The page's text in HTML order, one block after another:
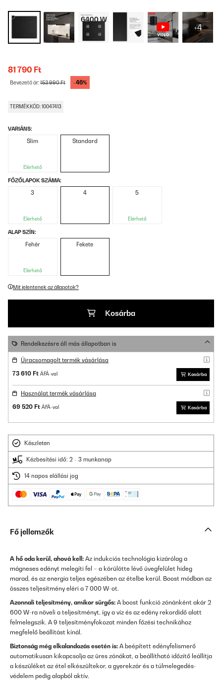
+4
81 790 Ft
Bevezető ár:153 990 Ft -46%
TERMÉKKÓD: 10047413
VARIÁNS:
Slim
Elérhető
Standard
FŐZŐLAPOK SZÁMA:
3
Elérhető
4 5
Elérhető
ALAP SZÍN:
Fehér
Elérhető
Fekete
Mit jelentenek az állapotok?
Kosárba
Rendelkezésre áll más állapotban is
Újracsomagolt termék vásárlása
73 610 Ft ÁFÁ-val Kosárba
Használat termék vásárlása
69 520 Ft ÁFÁ-val Kosárba
Készleten
Kézbesítési idő: 2 - 3 munkanap
14 napos elállási jog
Fő jellemzők
A hő oda kerül, ahová kell: Az indukciós technológia kizárólag a
mágneses edényt melegíti fel – a körülötte lévő üvegfelület hideg
marad, és az energia teljes egészében az ételbe kerül. Boost módban az
összes teljesítmény eléri a 7 000 W-ot.
Azonnali teljesítmény, amikor sürgős: A boost funkció zónánként akár 2
600 W-ra növeli a teljesítményt, így a víz és az edény rekordidő alatt
felmelegszik. A 9 teljesítményfokozat minden főzési technikához
megfelelő beállítást kínál.
Biztonság még elkalandozás esetén is: A beépített edényfelismerő
automatikusan kikapcsolja az üres zónákat, a beállítható időzítő leállítja
a készüléket az étel elkészültekor, a gyerekzár és a túlmelegedés-
védelem pedig alapból aktív.